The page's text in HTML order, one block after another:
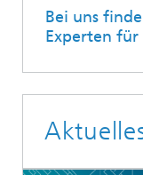
Bei uns
Experten